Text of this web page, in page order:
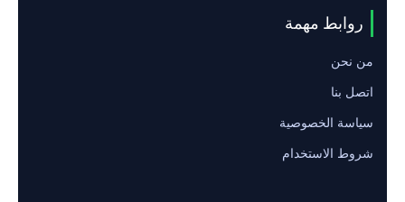
روابط مهمة
من نحن
اتصل بنا
سياسة الخصوصية
شروط الاستخدام